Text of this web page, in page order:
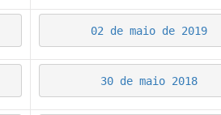
02 de maio de 2019
30 de maio 2018